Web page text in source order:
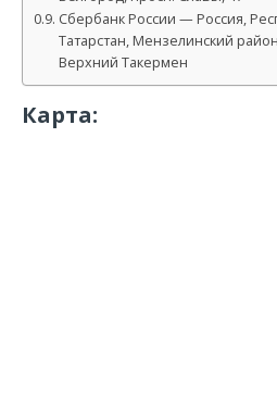
Сбербанк России — Россия,
Татарстан, Мензелинский
Верхний Такермен
Карта: